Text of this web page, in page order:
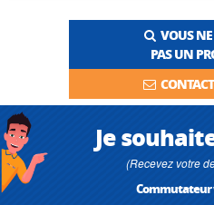
VOUS
PAS UN
Je
(Recevez votre